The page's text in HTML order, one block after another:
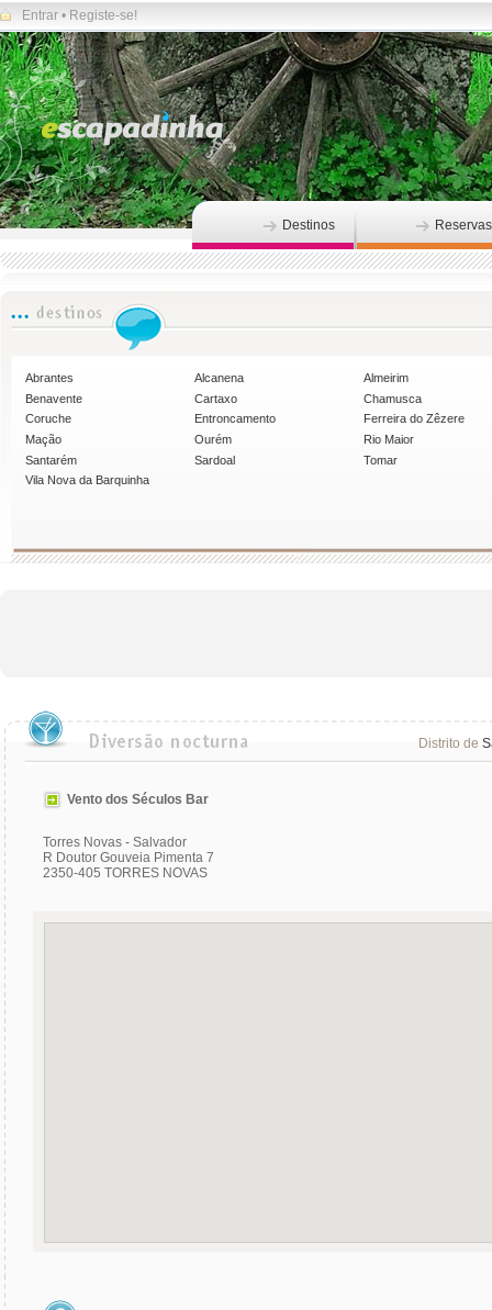
Entrar • Registe-se!
Destinos Reservas
Abrantes Alcanena
Almeirim
Benavente
Cartaxo
Chamusca
Coruche
Entroncamento
Ferreira do Zêzere
Mação
Ourém
Rio Maior
Santarém
Sardoal
Tomar
Vila Nova da Barquinha
Distrito de
Vento dos Séculos Bar
Torres Novas - Salvador
R Doutor Gouveia Pimenta 7
2350-405 TORRES NOVAS